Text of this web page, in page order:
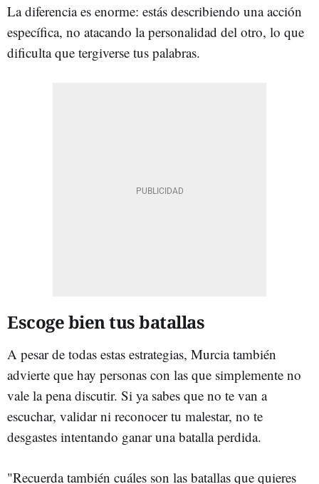
La diferencia es enorme: estás describiendo una acción
específica, no atacando la personalidad del otro, lo que
dificulta que tergiverse tus palabras.
Escoge bien tus batallas
A pesar de todas estas estrategias, Murcia también
advierte que hay personas con las que simplemente no
vale la pena discutir. Si ya sabes que no te van a
escuchar, validar ni reconocer tu malestar, no te
desgastes intentando ganar una batalla perdida.
"Recuerda también cuáles son las batallas que quieres